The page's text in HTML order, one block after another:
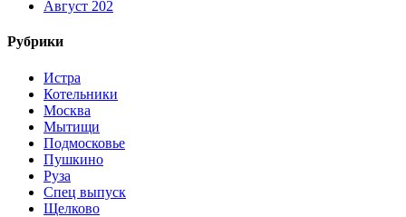
Август 202
Рубрики
Истра
Котельники
Москва
Мытищи
Подмосковье
Пушкино
Руза
Спец выпуск
Щелково